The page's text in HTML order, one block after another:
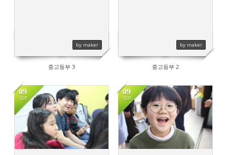
by maker
중고등부 3
by maker
중고등부 2
09
SEP
493
09
SEP
536